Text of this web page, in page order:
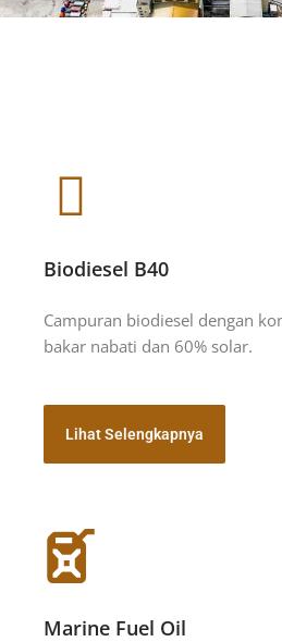
Biodiesel B40
Campuran biodiesel dengan
bakar nabati dan 60% solar.
Lihat Selengkapnya
Marine Fuel Oil